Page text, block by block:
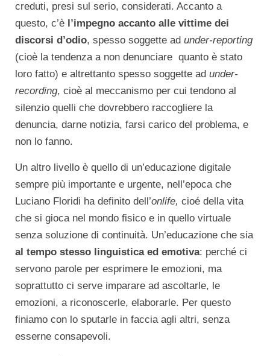
creduti, presi sul serio, considerati. Accanto a
questo, c’è l’impegno accanto alle vittime dei
discorsi d’odio, spesso soggette ad under-reporting
(cioè la tendenza a non denunciare quanto è stato
loro fatto) e altrettanto spesso soggette ad under-
recording, cioè al meccanismo per cui tendono al
silenzio quelli che dovrebbero raccogliere la
denuncia, darne notizia, farsi carico del problema, e
non lo fanno.
Un altro livello è quello di un’educazione digitale
sempre più importante e urgente, nell’epoca che
Luciano Floridi ha definito dell’onlife, cioé della vita
che si gioca nel mondo fisico e in quello virtuale
senza soluzione di continuità. Un’educazione che sia
al tempo stesso linguistica ed emotiva: perché ci
servono parole per esprimere le emozioni, ma
soprattutto ci serve imparare ad ascoltarle, le
emozioni, a riconoscerle, elaborarle. Per questo
finiamo con lo sputarle in faccia agli altri, senza
esserne consapevoli.